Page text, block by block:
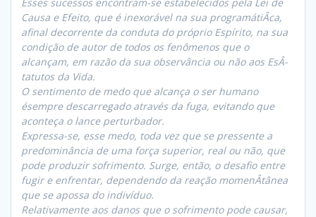
Causa e Efeito, que é inexorável na sua programátiÂ­ca,
afinal decorrente da conduta do próprio Espírito, na sua
condição de autor de todos os fenômenos que o
alcançam, em razão da sua observância ou não aos EsÂ­
tatutos da Vida.
O sentimento de medo que alcança o ser humano
ésempre descarregado através da fuga, evitando que
aconteça o lance perturbador.
Expressa-se, esse medo, toda vez que se pressente a
predominância de uma força superior, real ou não, que
pode produzir sofrimento. Surge, então, o desafio entre
fugir e enfrentar, dependendo da reação momenÂ­tânea
que se apossa do indivíduo.
Relativamente aos danos que o sofrimento pode causar,